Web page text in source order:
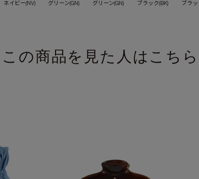
ネイビー(NV) グリーン(GN) グリーン(GN) ブラック(BK) ブラッ
この商品を見た人はこち